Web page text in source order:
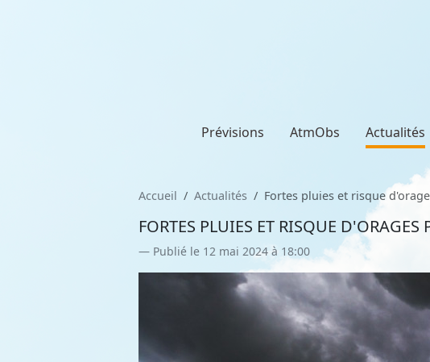
Prévisions AtmObs Actualités
Accueil Actualités Fortes pluies et risque
FORTES PLUIES ET RISQUE
Publié le 12 mai 2024 à 18:00